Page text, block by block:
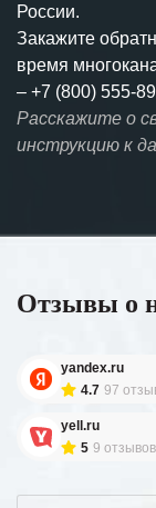
России.
Закажите
время
– +7 (800) 555-
Расскажите о
инструкцию к
Отзывы о
yandex.ru
4.7 97
yell.ru
5 9 отзывов